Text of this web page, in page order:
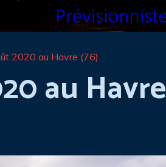
2020 au Havre (76)
au Havre